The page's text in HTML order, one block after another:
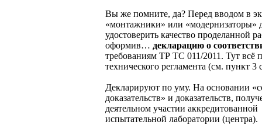
Вы же помните, да? Перед вводом в
«монтажники» или «модернизаторы»
удостоверить качество проделанной
оформив… декларацию о
требованиям ТР ТС 011/2011. Тут всё
технического регламента (см. пункт 3
Декларируют по уму. На основании
доказательств» и доказательств,
деятельном участии аккредитованной
испытательной лаборатории (центра).